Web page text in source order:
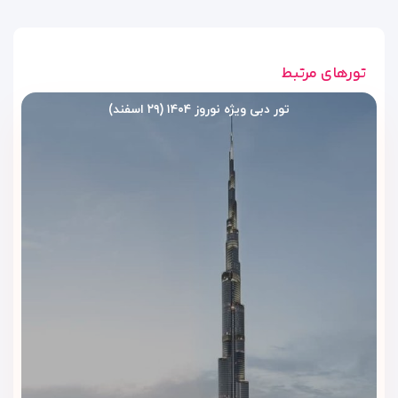
امکانات رفاهی و تفریحی هتل
سوئیس اوتل المروج دبی
هتل سوئیس اوتل المروج دبی
بالا، تجربه‌ای فراتر از اقامت صرف را برای مهمانان خود رقم می‌زند.
این هتل با تمرکز بر آسایش، ورزش و سلامت روح و بدن، تمامی
نیازهای مهمانان را در فضایی مدرن و آرامش‌بخش پوشش
در میان محوطه‌ای سبز و پوشیده از نخل‌ها، استخر روباز بزرگ هتل
تورهای مرتبط
تور دبی ویژه نوروز ۱۴۰۴ (۲۹ اسفند)